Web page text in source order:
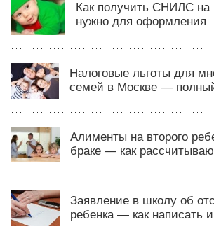
Как получить СНИЛС на
нужно для оформления
Налоговые льготы для
семей в Москве —
Алименты на второго
браке — как
Заявление в школу об
ребенка — как написать